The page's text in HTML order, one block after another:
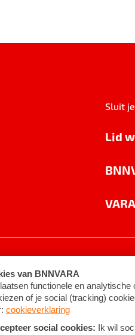
Sluit
Lid
Algemene voorwaarden